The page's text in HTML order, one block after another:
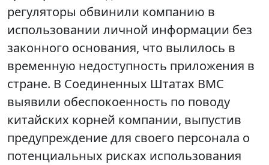
регуляторы обвинили компанию в
использовании личной информации без
законного основания, что вылилось в
временную недоступность приложения в
стране. В Соединенных Штатах ВМС
выявили обеспокоенность по поводу
китайских корней компании, выпустив
предупреждение для своего персонала о
потенциальных рисках использования